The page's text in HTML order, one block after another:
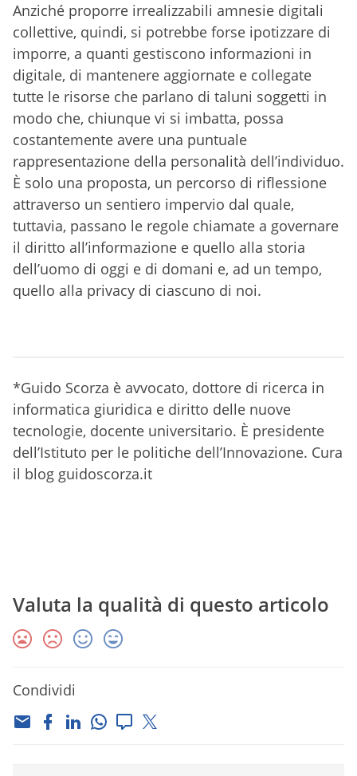
Anziché proporre irrealizzabili amnesie digitali
collettive, quindi, si potrebbe forse ipotizzare di
imporre, a quanti gestiscono informazioni in
digitale, di mantenere aggiornate e collegate
tutte le risorse che parlano di taluni soggetti in
modo che, chiunque vi si imbatta, possa
costantemente avere una puntuale
rappresentazione della personalità dell’individuo.
È solo una proposta, un percorso di riflessione
attraverso un sentiero impervio dal quale,
tuttavia, passano le regole chiamate a governare
il diritto all’informazione e quello alla storia
dell’uomo di oggi e di domani e, ad un tempo,
quello alla privacy di ciascuno di noi.
*Guido Scorza è avvocato, dottore di ricerca in
informatica giuridica e diritto delle nuove
tecnologie, docente universitario. È presidente
dell’Istituto per le politiche dell’Innovazione. Cura
il blog guidoscorza.it
Valuta la qualità di questo articolo
Condividi